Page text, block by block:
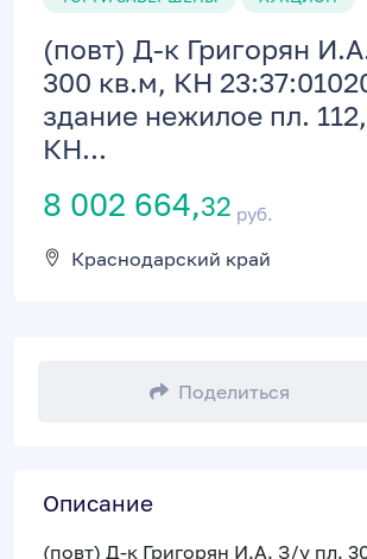
(повт) Д-к Григорян
300 кв.м, КН
здание нежилое пл.
КН...
8 002 664,32 руб.
Краснодарский край
Поделиться
Описание
(повт) Д-к Григорян И.А. З/у пл.